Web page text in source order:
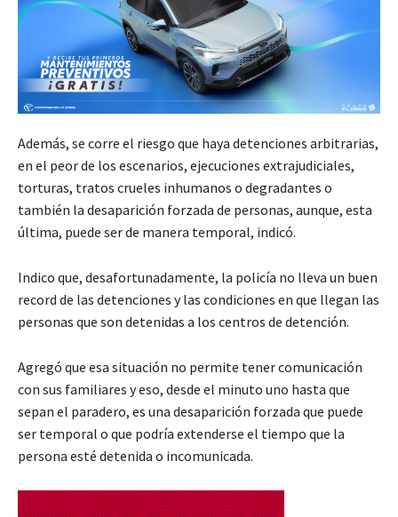
Además, se corre el riesgo que haya detenciones arbitrarias,
en el peor de los escenarios, ejecuciones extrajudiciales,
torturas, tratos crueles inhumanos o degradantes o
también la desaparición forzada de personas, aunque, esta
última, puede ser de manera temporal, indicó.
Indico que, desafortunadamente, la policía no lleva un buen
record de las detenciones y las condiciones en que llegan las
personas que son detenidas a los centros de detención.
Agregó que esa situación no permite tener comunicación
con sus familiares y eso, desde el minuto uno hasta que
sepan el paradero, es una desaparición forzada que puede
ser temporal o que podría extenderse el tiempo que la
persona esté detenida o incomunicada.